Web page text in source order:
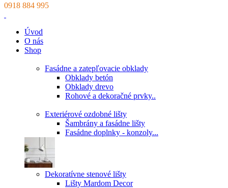
0918 884 995
Úvod
O nás
Shop
Fasádne a zatepľovacie obklady
Obklady betón
Obklady drevo
Rohové a dekoračné prvky..
Exteriérové ozdobné lišty
Šambrány a fasádne lišty
Fasádne doplnky - konzoly...
Dekoratívne stenové lišty
Lišty Mardom Decor